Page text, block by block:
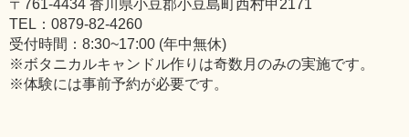
〒761-4434 香川県小豆郡小豆島町西村甲2171
TEL：0879-82-4260
受付時間：8:30~17:00 (年中無休)
※ボタニカルキャンドル作りは奇数月のみの実施です。
※体験には事前予約が必要です。